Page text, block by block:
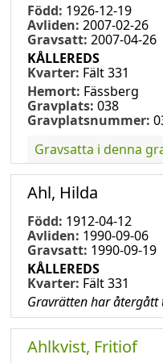
Född: 1926-12-19
Avliden: 2007-02-26
Gravsatt: 2007-04-26
KÅLLEREDS
Kvarter: Fält 331
Hemort: Fässberg
Gravplats: 038
Gravplatsnummer:
Gravsatta i denna
Ahl, Hilda
Född: 1912-04-12
Avliden: 1990-09-06
Gravsatt: 1990-09-19
KÅLLEREDS
Kvarter: Fält 331
Gravrätten har
Ahlkvist, Fritiof